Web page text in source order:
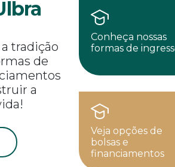
tradição
de
a
Conheça nossas
formas de
Veja opções de
bolsas e
financiamentos